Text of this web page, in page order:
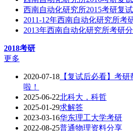
西南自动化研究所2015考研复
2011-12年西南自动化研究所考
2013年西南自动化研究所考研
2018考研
更多
2020-07-18 【复试后必看】考
啦！
2025-06-22北科大，科哲
2025-01-29求解答
2023-03-16华东理工大学考研
2022-08-25普通物理资料分享